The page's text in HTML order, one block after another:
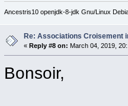
Ancestris10 openjdk-8-jdk Gnu/Linux
Re: Associations Croisement
« Reply #8 on: March 04, 2019,
Bonsoir,